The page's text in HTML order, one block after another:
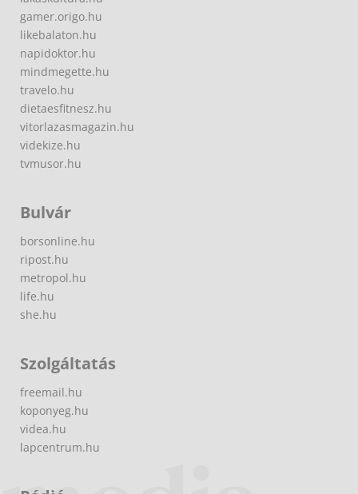
gamer.origo.hu
likebalaton.hu
napidoktor.hu
mindmegette.hu
travelo.hu
dietaesfitnesz.hu
vitorlazasmagazin.hu
videkize.hu
tvmusor.hu
Bulvár
borsonline.hu
ripost.hu
metropol.hu
life.hu
she.hu
Szolgáltatás
freemail.hu
koponyeg.hu
videa.hu
lapcentrum.hu